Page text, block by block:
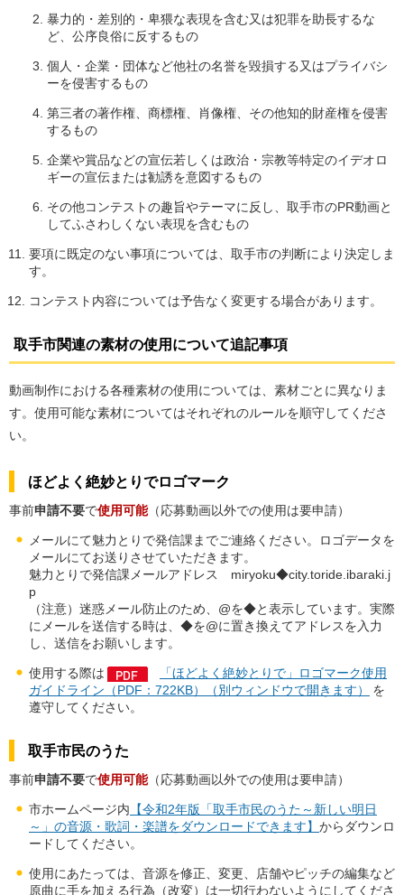
暴力的・差別的・卑猥な表現を含む又は犯罪を助長するな
ど、公序良俗に反するもの
個人・企業・団体など他社の名誉を毀損する又はプライバシ
ーを侵害するもの
第三者の著作権、商標権、肖像権、その他知的財産権を侵害
するもの
企業や賞品などの宣伝若しくは政治・宗教等特定のイデオロ
ギーの宣伝または勧誘を意図するもの
その他コンテストの趣旨やテーマに反し、取手市のPR動画と
してふさわしくない表現を含むもの
要項に既定のない事項については、取手市の判断により決定しま
す。
コンテスト内容については予告なく変更する場合があります。
取手市関連の素材の使用について追記事項
動画制作における各種素材の使用については、素材ごとに異なりま
す。使用可能な素材についてはそれぞれのルールを順守してくださ
い。
ほどよく絶妙とりでロゴマーク
事前申請不要で使用可能（応募動画以外での使用は要申請）
メールにて魅力とりで発信課までご連絡ください。ロゴデータを
メールにてお送りさせていただきます。
魅力とりで発信課メールアドレス miryoku◆city.toride.ibaraki.j
p
（注意）迷惑メール防止のため、@を◆と表示しています。実際
にメールを送信する時は、◆を@に置き換えてアドレスを入力
し、送信をお願いします。
使用する際は
「ほどよく絶妙とりで」ロゴマーク使用
ガイドライン（PDF：722KB）（別ウィンドウで開きます）
を
遵守してください。
取手市民のうた
事前申請不要で使用可能（応募動画以外での使用は要申請）
市ホームページ内 【令和2年版「取手市民のうた～新しい明日
～」の音源・歌詞・楽譜をダウンロードできます】 からダウンロ
ードしてください。
使用にあたっては、音源を修正、変更、店舗やピッチの編集など
原曲に手を加える行為（改変）は一切行わないようにしてくださ